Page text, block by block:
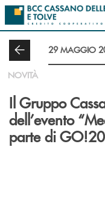
Salta al contenuto principale
29 MAGGIO
NOVITÀ
Il Gruppo
dell’evento
parte di